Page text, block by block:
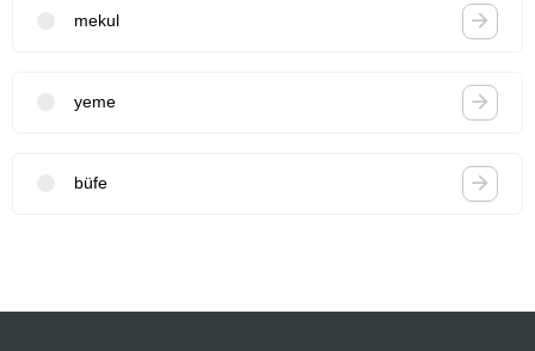
mekul
yeme
büfe